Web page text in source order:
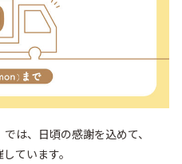
は、日頃の感謝を込めて、
ています。